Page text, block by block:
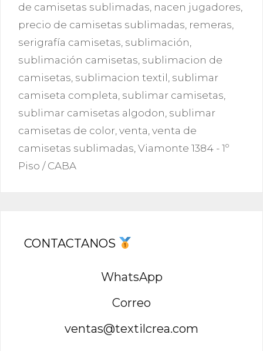
de camisetas sublimadas nacen jugadores
precio de camisetas sublimadas remeras
serigrafía camisetas sublimación
sublimación camisetas sublimacion de
camisetas sublimacion textil sublimar
camiseta completa sublimar camisetas
sublimar camisetas algodon sublimar
camisetas de color venta venta de
camisetas sublimadas Viamonte 1384 - 1º
Piso / CABA
CONTACTANOS
WhatsApp
Correo
ventas@textilcrea.com